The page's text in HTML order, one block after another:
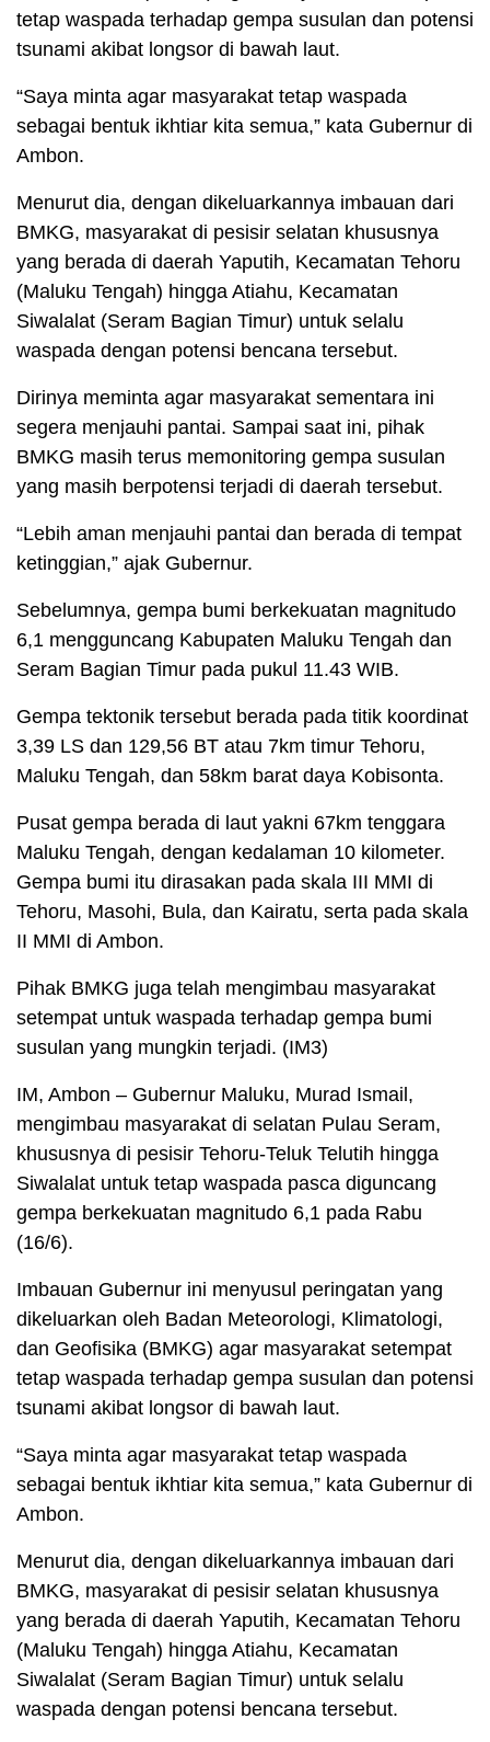
tetap waspada terhadap gempa susulan dan potensi
tsunami akibat longsor di bawah laut.
“Saya minta agar masyarakat tetap waspada
sebagai bentuk ikhtiar kita semua,” kata Gubernur di
Ambon.
Menurut dia, dengan dikeluarkannya imbauan dari
BMKG, masyarakat di pesisir selatan khususnya
yang berada di daerah Yaputih, Kecamatan Tehoru
(Maluku Tengah) hingga Atiahu, Kecamatan
Siwalalat (Seram Bagian Timur) untuk selalu
waspada dengan potensi bencana tersebut.
Dirinya meminta agar masyarakat sementara ini
segera menjauhi pantai. Sampai saat ini, pihak
BMKG masih terus memonitoring gempa susulan
yang masih berpotensi terjadi di daerah tersebut.
“Lebih aman menjauhi pantai dan berada di tempat
ketinggian,” ajak Gubernur.
Sebelumnya, gempa bumi berkekuatan magnitudo
6,1 mengguncang Kabupaten Maluku Tengah dan
Seram Bagian Timur pada pukul 11.43 WIB.
Gempa tektonik tersebut berada pada titik koordinat
3,39 LS dan 129,56 BT atau 7km timur Tehoru,
Maluku Tengah, dan 58km barat daya Kobisonta.
Pusat gempa berada di laut yakni 67km tenggara
Maluku Tengah, dengan kedalaman 10 kilometer.
Gempa bumi itu dirasakan pada skala III MMI di
Tehoru, Masohi, Bula, dan Kairatu, serta pada skala
II MMI di Ambon.
Pihak BMKG juga telah mengimbau masyarakat
setempat untuk waspada terhadap gempa bumi
susulan yang mungkin terjadi. (IM3)
IM, Ambon – Gubernur Maluku, Murad Ismail,
mengimbau masyarakat di selatan Pulau Seram,
khususnya di pesisir Tehoru-Teluk Telutih hingga
Siwalalat untuk tetap waspada pasca diguncang
gempa berkekuatan magnitudo 6,1 pada Rabu
(16/6).
Imbauan Gubernur ini menyusul peringatan yang
dikeluarkan oleh Badan Meteorologi, Klimatologi,
dan Geofisika (BMKG) agar masyarakat setempat
tetap waspada terhadap gempa susulan dan potensi
tsunami akibat longsor di bawah laut.
“Saya minta agar masyarakat tetap waspada
sebagai bentuk ikhtiar kita semua,” kata Gubernur di
Ambon.
Menurut dia, dengan dikeluarkannya imbauan dari
BMKG, masyarakat di pesisir selatan khususnya
yang berada di daerah Yaputih, Kecamatan Tehoru
(Maluku Tengah) hingga Atiahu, Kecamatan
Siwalalat (Seram Bagian Timur) untuk selalu
waspada dengan potensi bencana tersebut.